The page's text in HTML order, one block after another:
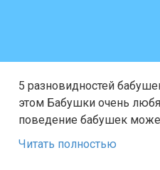
5 разновидностей
этом Бабушки очень
поведение бабушек
Читать полностью